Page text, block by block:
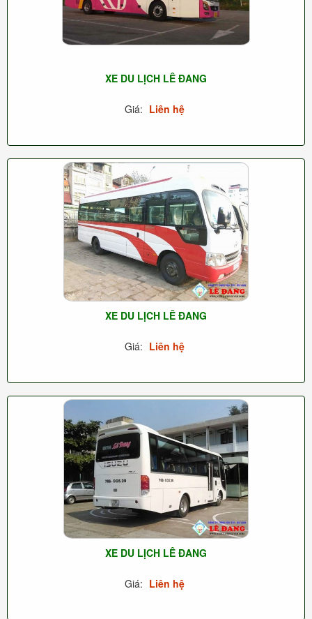
XE DU LỊCH LÊ ĐANG
Giá: Liên hệ
XE DU LỊCH LÊ ĐANG
Giá: Liên hệ
XE DU LỊCH LÊ ĐANG
Giá: Liên hệ